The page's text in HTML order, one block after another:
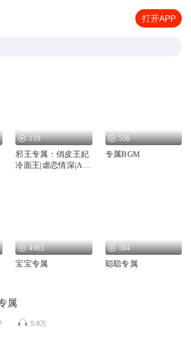
打开APP
119
邪王专属：俏皮王妃
冷面王|虐恋情深|AI
556
专属BGM
4903
宝宝专属
584
聪聪专属
属
5.8万